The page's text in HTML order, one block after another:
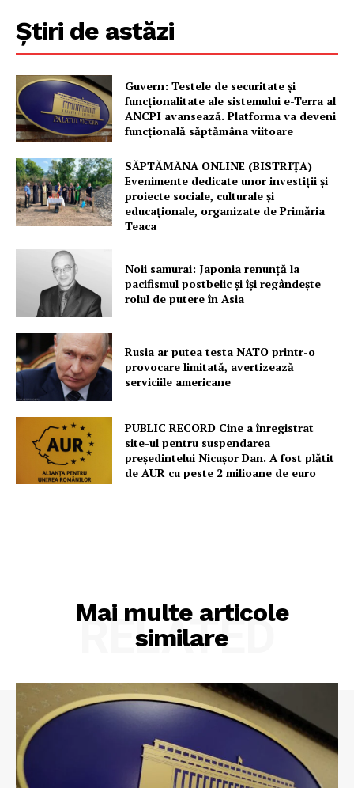
Știri de astăzi
Guvern: Testele de securitate și
funcționalitate ale sistemului e-Terra al
ANCPI avansează. Platforma va deveni
funcțională săptămâna viitoare
SĂPTĂMÂNA ONLINE (BISTRIȚA)
Evenimente dedicate unor investiții și
proiecte sociale, culturale și
educaționale, organizate de Primăria
Teaca
Noii samurai: Japonia renunță la
pacifismul postbelic și își regândește
rolul de putere în Asia
Rusia ar putea testa NATO printr-o
provocare limitată, avertizează
serviciile americane
PUBLIC RECORD Cine a înregistrat
site-ul pentru suspendarea
președintelui Nicușor Dan. A fost plătit
de AUR cu peste 2 milioane de euro
Mai multe articole
similare
RELATED